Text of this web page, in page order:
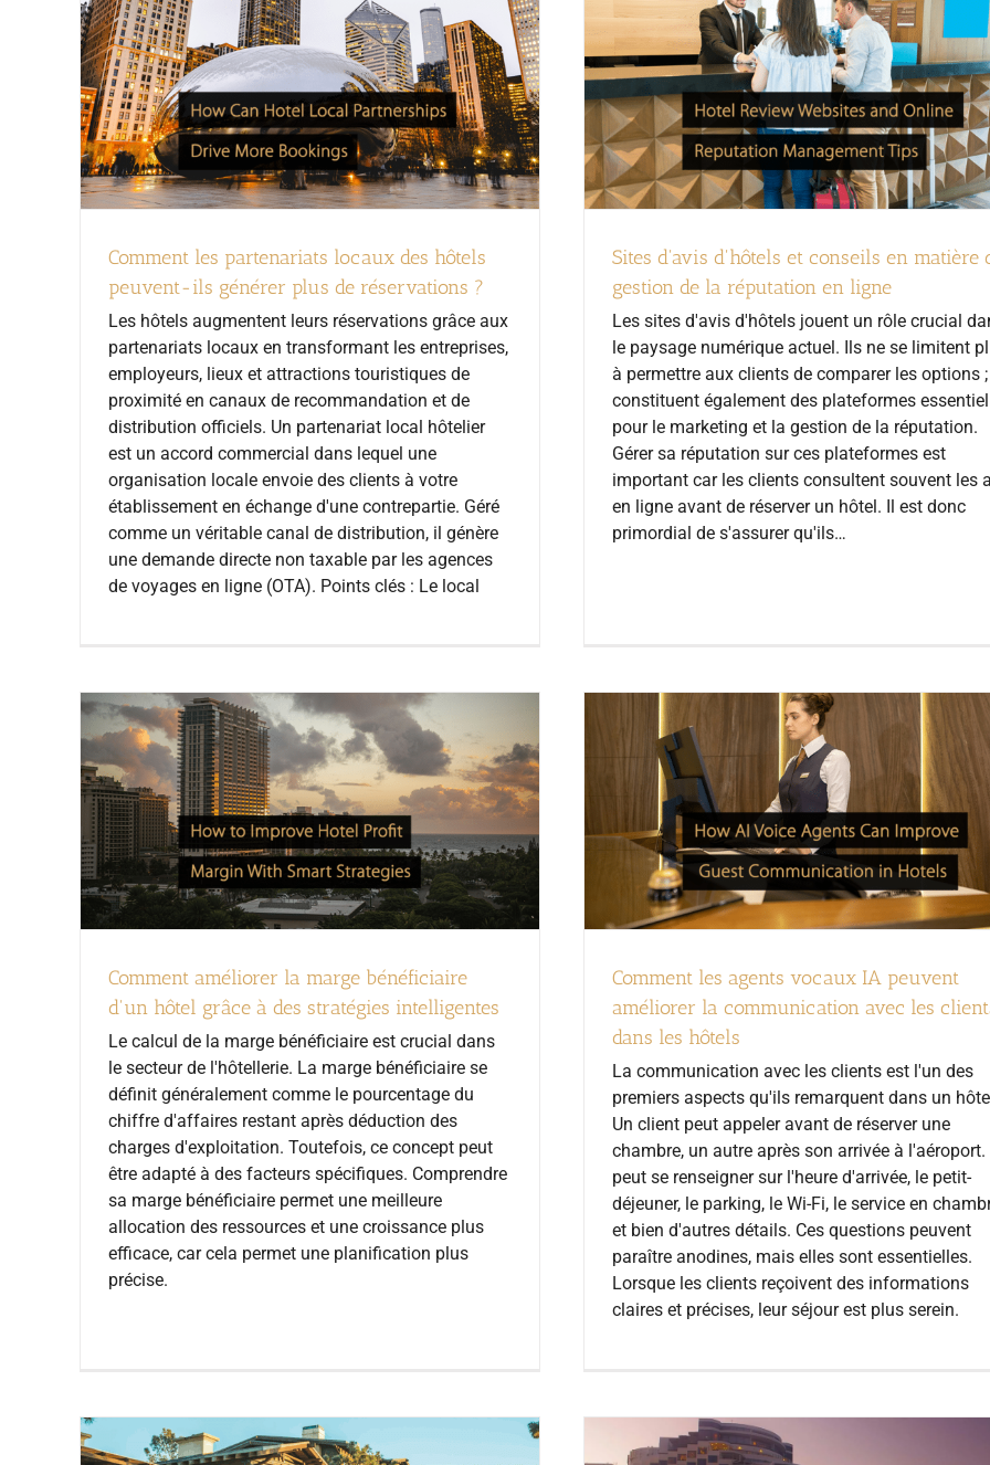
Comment les partenariats locaux des hôtels
peuvent-ils générer plus de réservations ?
Les hôtels augmentent leurs réservations grâce aux
partenariats locaux en transformant les entreprises,
employeurs, lieux et attractions touristiques de
proximité en canaux de recommandation et de
distribution officiels. Un partenariat local hôtelier
est un accord commercial dans lequel une
organisation locale envoie des clients à votre
établissement en échange d'une contrepartie. Géré
comme un véritable canal de distribution, il génère
une demande directe non taxable par les agences
de voyages en ligne (OTA). Points clés : Le local
Sites d'avis d'hôtels et conseils en matière
gestion de la réputation en ligne
Les sites d'avis d'hôtels jouent un rôle crucial
le paysage numérique actuel. Ils ne se limitent
à permettre aux clients de comparer les options
constituent également des plateformes
pour le marketing et la gestion de la réputation.
Gérer sa réputation sur ces plateformes est
important car les clients consultent souvent les
en ligne avant de réserver un hôtel. Il est donc
primordial de s'assurer qu'ils…
Comment améliorer la marge bénéficiaire
d'un hôtel grâce à des stratégies intelligentes
Le calcul de la marge bénéficiaire est crucial dans
le secteur de l'hôtellerie. La marge bénéficiaire se
définit généralement comme le pourcentage du
chiffre d'affaires restant après déduction des
charges d'exploitation. Toutefois, ce concept peut
être adapté à des facteurs spécifiques. Comprendre
sa marge bénéficiaire permet une meilleure
allocation des ressources et une croissance plus
efficace, car cela permet une planification plus
précise.
Comment les agents vocaux IA peuvent
améliorer la communication avec les
dans les hôtels
La communication avec les clients est l'un des
premiers aspects qu'ils remarquent dans un
Un client peut appeler avant de réserver une
chambre, un autre après son arrivée à l'aéroport.
peut se renseigner sur l'heure d'arrivée, le petit-
déjeuner, le parking, le Wi-Fi, le service en
et bien d'autres détails. Ces questions peuvent
paraître anodines, mais elles sont essentielles.
Lorsque les clients reçoivent des informations
claires et précises, leur séjour est plus serein.